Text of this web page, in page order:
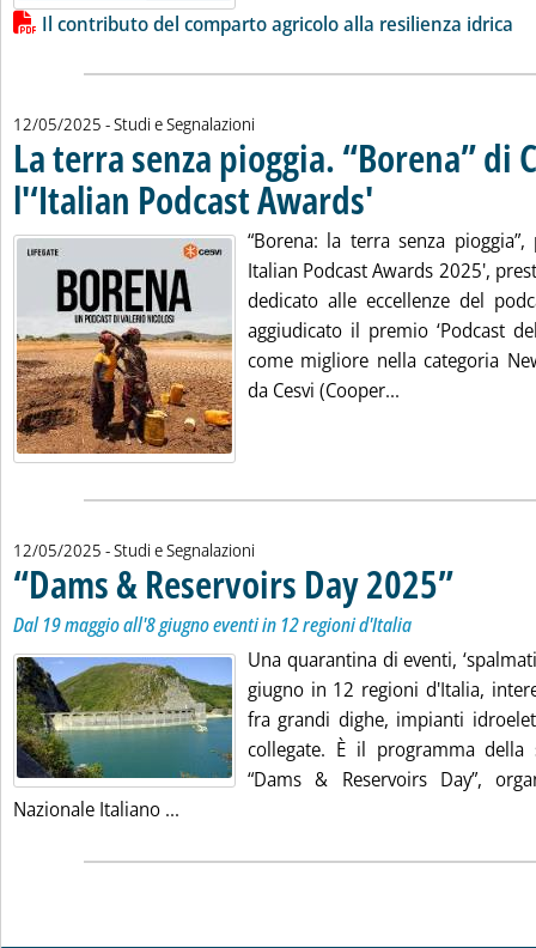
Il contributo del comparto agricolo alla resilienza idrica
12/05/2025 - Studi e Segnalazioni
La terra senza pioggia. “Borena” di
l'‘Italian Podcast Awards'
“Borena: la terra senza
Italian Podcast Awards 2025',
dedicato alle eccellenze del
aggiudicato il premio ‘Podcast
come migliore nella categoria
da Cesvi (Cooper...
12/05/2025 - Studi e Segnalazioni
“Dams & Reservoirs Day 2025”. Sottotitolo:
. Pubblicata
Dal 19 maggio all'8 giugno eventi in 12 regioni d'Italia
Una quarantina di eventi,
giugno in 12 regioni d'Italia,
fra grandi dighe, impianti
collegate. È il programma della
“Dams & Reservoirs Day”,
Nazionale Italiano ...